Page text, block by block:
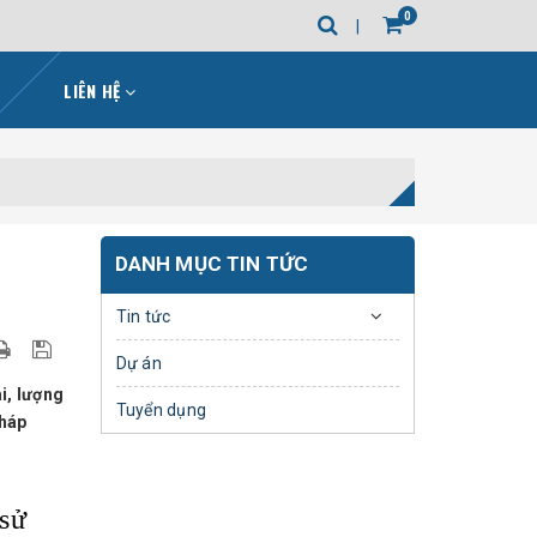
0
LIÊN HỆ
lượng
DANH MỤC TIN TỨC
Tin tức
Dự án
Tuyển dụng